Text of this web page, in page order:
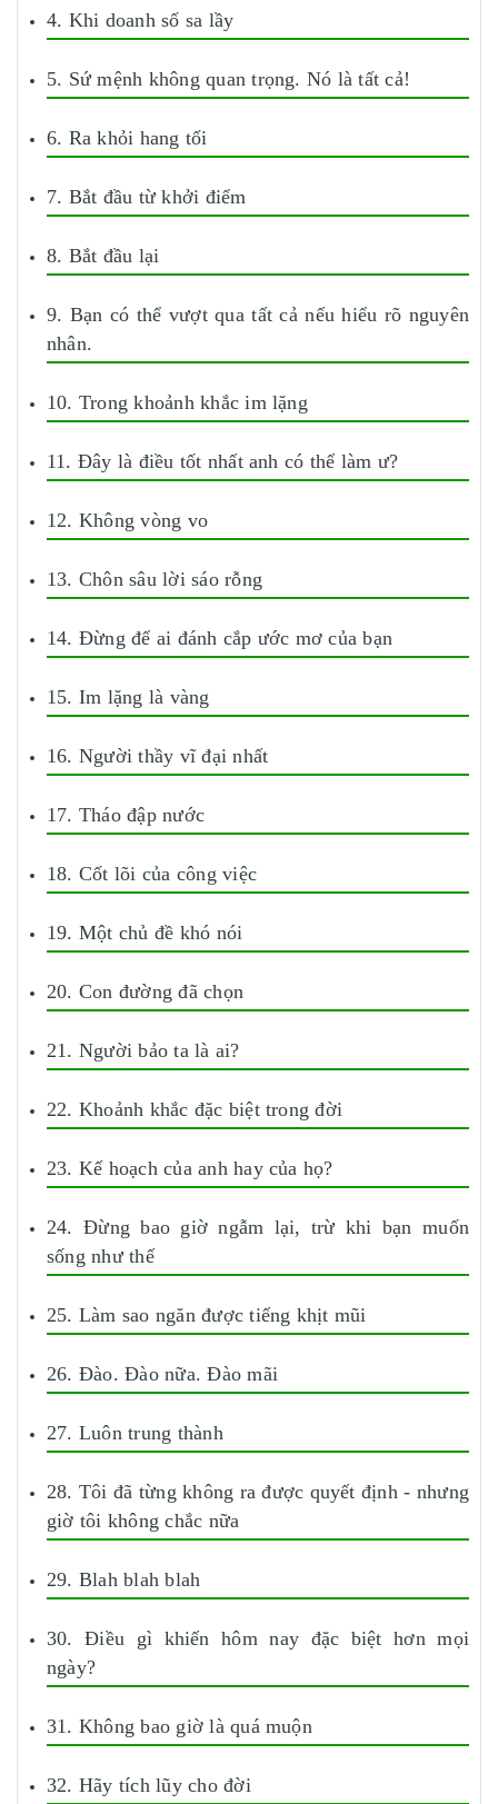
4. Khi doanh số sa lầy
5. Sứ mệnh không quan trọng. Nó là tất cả!
6. Ra khỏi hang tối
7. Bắt đầu từ khởi điểm
8. Bắt đầu lại
9. Bạn có thể vượt qua tất cả nếu hiểu rõ nguyên
nhân.
10. Trong khoảnh khắc im lặng
11. Đây là điều tốt nhất anh có thể làm ư?
12. Không vòng vo
13. Chôn sâu lời sáo rỗng
14. Đừng để ai đánh cắp ước mơ của bạn
15. Im lặng là vàng
16. Người thầy vĩ đại nhất
17. Tháo đập nước
18. Cốt lõi của công việc
19. Một chủ đề khó nói
20. Con đường đã chọn
21. Người bảo ta là ai?
22. Khoảnh khắc đặc biệt trong đời
23. Kế hoạch của anh hay của họ?
24. Đừng bao giờ ngẫm lại, trừ khi bạn muốn
sống như thế
25. Làm sao ngăn được tiếng khịt mũi
26. Đào. Đào nữa. Đào mãi
27. Luôn trung thành
28. Tôi đã từng không ra được quyết định - nhưng
giờ tôi không chắc nữa
29. Blah blah blah
30. Điều gì khiến hôm nay đặc biệt hơn mọi
ngày?
31. Không bao giờ là quá muộn
32. Hãy tích lũy cho đời